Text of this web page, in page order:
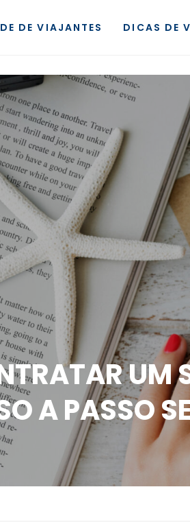
DE VIAJANTES DICAS DE
UM
A PASSO